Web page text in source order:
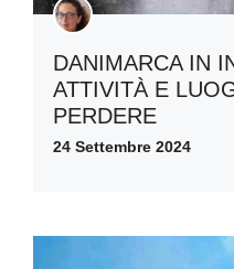
DANIMARCA IN
ATTIVITÀ E
PERDERE
24 Settembre 2024